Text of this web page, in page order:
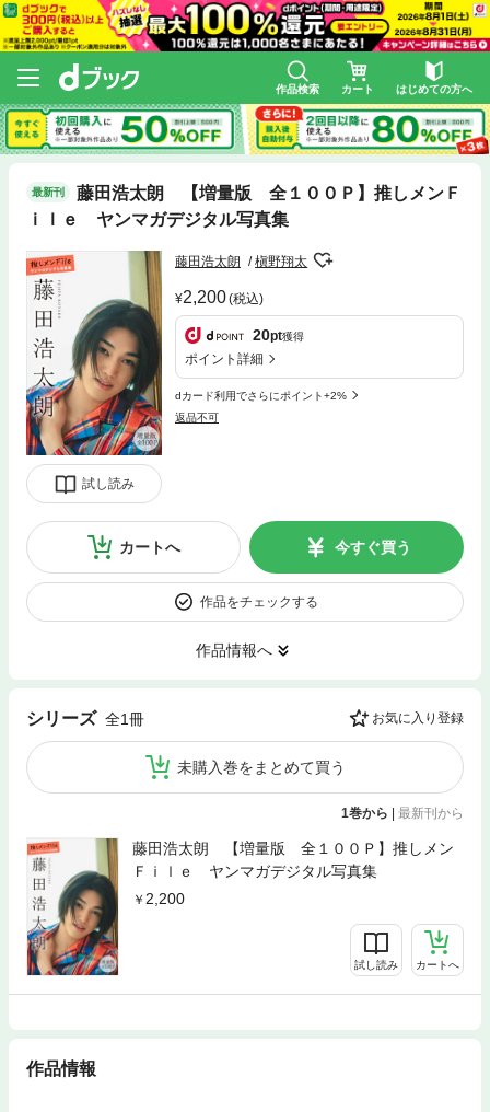
作品検索 カート はじめての方へ
最新刊
藤田浩太朗 【増量版 全１００Ｐ】推しメンＦ
ｉｌｅ ヤンマガデジタル写真集
試し読み
藤田浩太朗 槇野翔太
2,200(税込)
20pt獲得
ポイント詳細
dカード利用でさらにポイント+2%
返品不可
カートへ 今すぐ買う
作品をチェックする
作品情報へ
シリーズ 全1冊 お気に入り登録
未購入巻をまとめて買う
1巻から 最新刊から
藤田浩太朗 【増量版 全１００Ｐ】推しメン
Ｆｉｌｅ ヤンマガデジタル写真集
2,200
試し読み カートへ
作品情報